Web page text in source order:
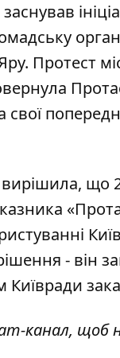
Протест
свої
вирішила, що
- він
Київради
канал, щоб